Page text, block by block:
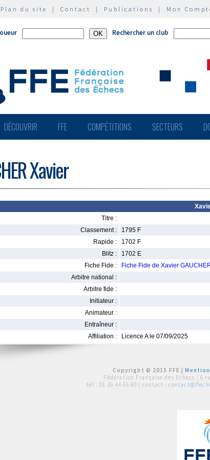
Plan du site | Contact | Publications | Mon
Rechercher un club
DÉCOUVRIR FFE COMPÉTITIONS SECTEURS
Xavier
Titre :
Classement :
1795 F
Rapide :
1702 F
Blitz :
1702 E
Fiche Fide :
Fiche Fide de Xavier
Arbitre national :
Arbitre fide :
Initiateur :
Animateur :
Entraîneur :
Affiliation :
Licence A le 07/09/2025
Copyright © 2015 FFE |
Fédération Française des Echecs | 6
tél : 01 39 44 65 80 | contact :